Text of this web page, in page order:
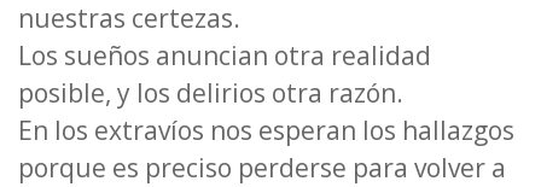
nuestras certezas.
Los sueños anuncian otra realidad
posible, y los delirios otra razón.
En los extravíos nos esperan los hallazgos
porque es preciso perderse para volver a